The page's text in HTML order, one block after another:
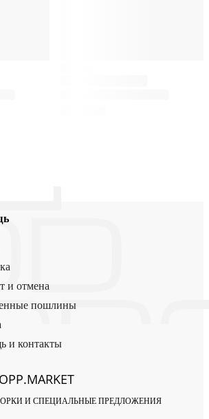
и отмена
пошлины
и контакты
И СПЕЦИАЛЬНЫЕ ПРЕДЛОЖЕНИЯ